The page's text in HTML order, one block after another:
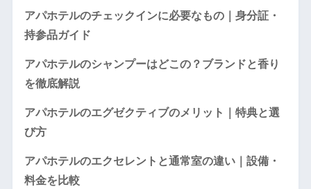
アパホテルのチェックインに必要なもの｜身分証・
持参品ガイド
アパホテルのシャンプーはどこの？ブランドと香り
を徹底解説
アパホテルのエグゼクティブのメリット｜特典と選
び方
アパホテルのエクセレントと通常室の違い｜設備・
料金を比較